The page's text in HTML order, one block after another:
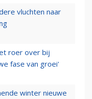
vluchten naar
roer over bij
fase van groei'
winter nieuwe